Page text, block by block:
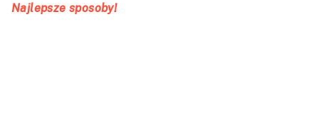
Najlepsze sposoby!